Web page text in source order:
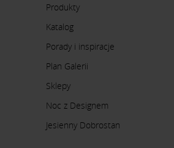
Produkty
Katalog
Porady i inspiracje
Plan Galerii
Sklepy
Noc z Designem
Jesienny Dobrostan